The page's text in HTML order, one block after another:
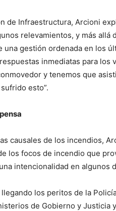
de Infraestructura, Arcioni
relevamientos, y más
una gestión ordenada en los
inmediatas para los
y tenemos que
esto”.
causales de los incendios,
los focos de incendio que
intencionalidad en algunos
llegando los peritos de la
de Gobierno y Justicia